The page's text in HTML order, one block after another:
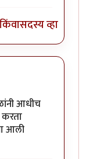
किंवासदस्य व्हा
आमच्याby
आधीच
आली